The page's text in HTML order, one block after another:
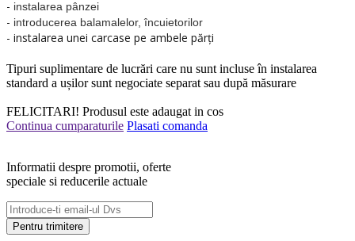
- instalarea pânzei
- introducerea balamalelor, încuietorilor
- instalarea unei carcase pe ambele părți
Tipuri suplimentare de lucrări care nu sunt incluse în instalarea
standard a ușilor sunt negociate separat sau după măsurare
FELICITARI! Produsul este adaugat in cos
Continua cumparaturile Plasati comanda
Informatii despre promotii, oferte
speciale si reducerile actuale